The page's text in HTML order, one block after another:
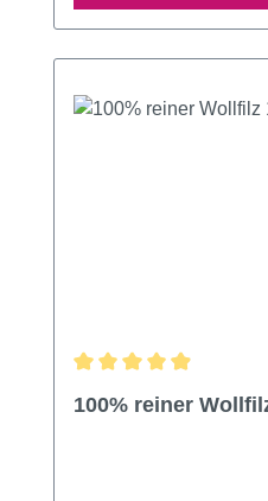
100% reiner